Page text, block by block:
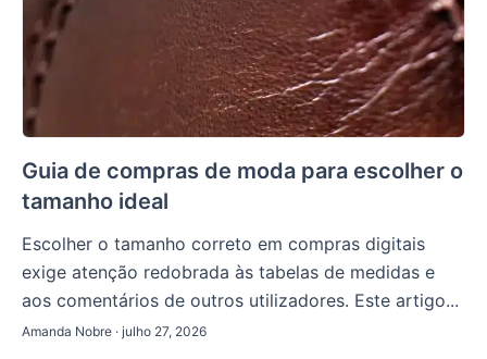
Guia de compras de moda para escolher o
tamanho ideal
Escolher o tamanho correto em compras digitais
exige atenção redobrada às tabelas de medidas e
aos comentários de outros utilizadores. Este artigo...
Amanda Nobre · julho 27, 2026